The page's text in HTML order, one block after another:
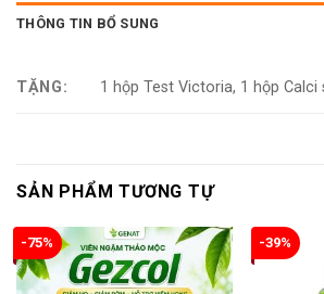
THÔNG TIN BỔ SUNG
TẶNG: 1 hộp Test Victoria, 1 hộp Calci
SẢN PHẨM TƯƠNG TỰ
-75% -39%